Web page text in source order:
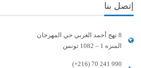
إتصل بنا
8 نهج أحمد الغربي حي المهرجان
المنزه 1 – 1082 تونس
(+216) 70 241 990